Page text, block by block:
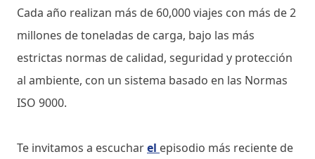
Cada año realizan más de 60,000 viajes con más de 2
millones de toneladas de carga, bajo las más
estrictas normas de calidad, seguridad y protección
al ambiente, con un sistema basado en las Normas
ISO 9000.
Te invitamos a escucharel episodio más reciente de